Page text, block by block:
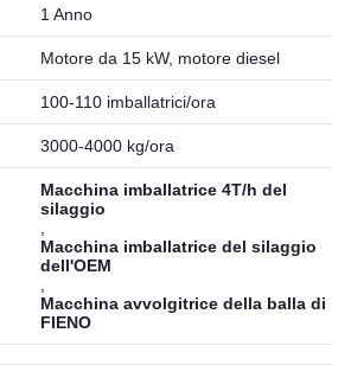
1 Anno
Motore da 15 kW, motore diesel
100-110 imballatrici/ora
3000-4000 kg/ora
Macchina imballatrice 4T/h del
silaggio
Macchina imballatrice del silaggio
dell'OEM
Macchina avvolgitrice della balla di
FIENO